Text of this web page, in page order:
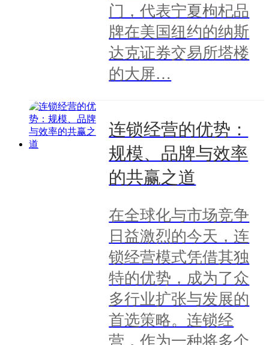
门，代表宁夏枸杞品
牌在美国纽约的纳斯
达克证券交易所塔楼
的大屏…
连锁经营的优势：
规模、品牌与效率
的共赢之道
在全球化与市场竞争
日益激烈的今天，连
锁经营模式凭借其独
特的优势，成为了众
多行业扩张与发展的
首选策略。连锁经
营，作为一种将多个